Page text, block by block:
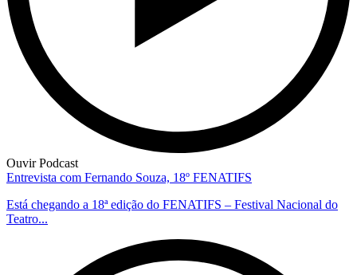
Ouvir Podcast
Entrevista com Fernando Souza, 18º FENATIFS
Está chegando a 18ª edição do FENATIFS – Festival Nacional do
Teatro...